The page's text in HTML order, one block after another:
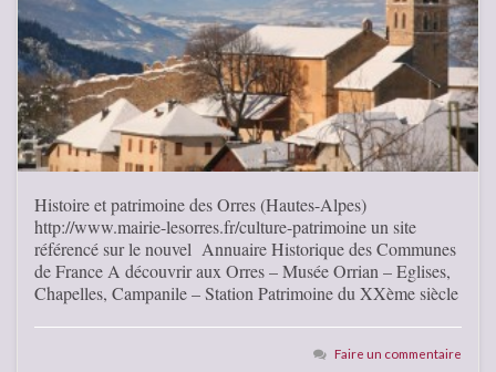
Histoire et patrimoine des Orres (Hautes-Alpes)
http://www.mairie-lesorres.fr/culture-patrimoine un site
référencé sur le nouvel Annuaire Historique des Communes
de France A découvrir aux Orres – Musée Orrian – Eglises,
Chapelles, Campanile – Station Patrimoine du XXème siècle
Faire un commentaire